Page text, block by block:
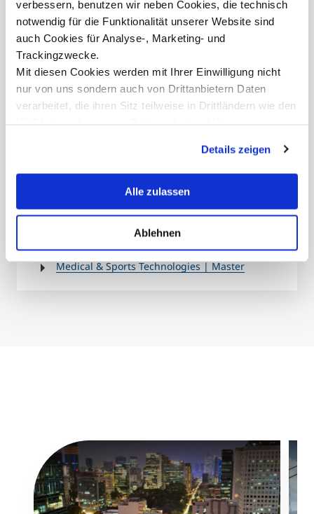
verbessern, benutzen wir neben Cookies, die technisch
notwendig für die Funktionalität unserer Website sind
auch Cookies für Analyse-, Marketing- und
Trackingzwecke.
Mit diesen Cookies werden mit Ihrer Einwilligung nicht
nur von uns sondern auch von Drittanbietern Daten
verarbeitet, die ihren Sitz teilweise in Drittländern wie den
erklären Ihnen genau, was eine Datenübermittlung in die
USA bedeuten kann.
Details zeigen
Alle zulassen
Ablehnen
Ein Teddybär mit dem passenden MRT Scan ©MCI/Anna Knabl
Mehr Informationen
Medizin-, Gesundheits- & Sporttechnologie |
Medical & Sports Technologies | Master